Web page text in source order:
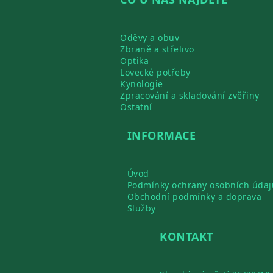
Oděvy a obuv
Zbraně a střelivo
Optika
Lovecké potřeby
Kynologie
Zpracování a skladování zvěřiny
Ostatní
INFORMACE
Úvod
Podmínky ochrany osobních
Obchodní podmínky a doprava
Služby
KONTAKT